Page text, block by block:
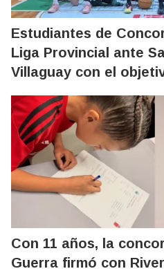
Estudiantes de
Liga Provincial ante
Villaguay con el
Con 11 años, la
Guerra firmó con